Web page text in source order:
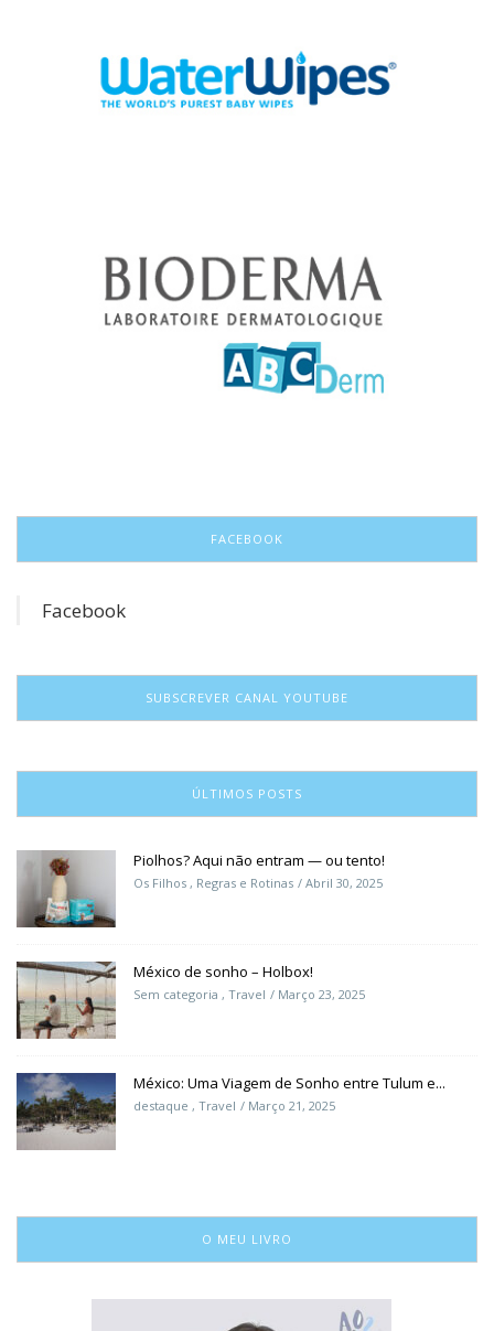
FACEBOOK
Facebook
SUBSCREVER CANAL YOUTUBE
ÚLTIMOS POSTS
Piolhos? Aqui não entram — ou tento!
Os Filhos , Regras e Rotinas Abril 30, 2025
México de sonho – Holbox!
Sem categoria , Travel Março 23, 2025
México: Uma Viagem de Sonho entre Tulum e...
destaque , Travel Março 21, 2025
O MEU LIVRO